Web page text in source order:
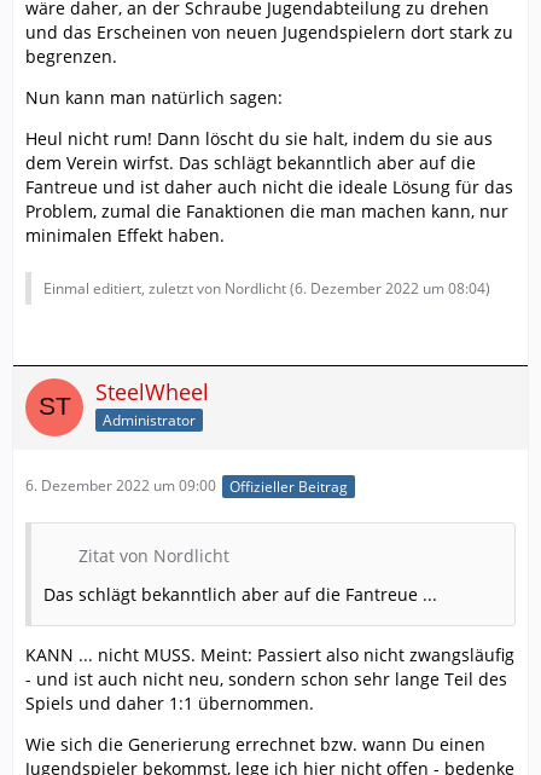
wäre daher, an der Schraube Jugendabteilung zu drehen
und das Erscheinen von neuen Jugendspielern dort stark zu
begrenzen.
Nun kann man natürlich sagen:
Heul nicht rum! Dann löscht du sie halt, indem du sie aus
dem Verein wirfst. Das schlägt bekanntlich aber auf die
Fantreue und ist daher auch nicht die ideale Lösung für das
Problem, zumal die Fanaktionen die man machen kann, nur
minimalen Effekt haben.
Einmal editiert, zuletzt von Nordlicht (6. Dezember 2022 um 08:04)
SteelWheel
Administrator
6. Dezember 2022 um 09:00 Offizieller Beitrag
Zitat von Nordlicht
Das schlägt bekanntlich aber auf die Fantreue ...
KANN ... nicht MUSS. Meint: Passiert also nicht zwangsläufig
- und ist auch nicht neu, sondern schon sehr lange Teil des
Spiels und daher 1:1 übernommen.
Wie sich die Generierung errechnet bzw. wann Du einen
Jugendspieler bekommst, lege ich hier nicht offen - bedenke